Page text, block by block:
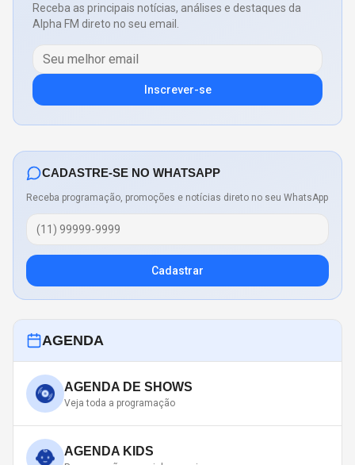
Receba as principais notícias, análises e destaques da
Alpha FM direto no seu email.
Inscrever-se
CADASTRE-SE NO WHATSAPP
Receba programação, promoções e notícias direto no seu WhatsApp
Cadastrar
AGENDA
AGENDA DE SHOWS
Veja toda a programação
AGENDA KIDS